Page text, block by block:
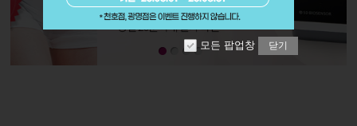
모든 팝업창 닫기